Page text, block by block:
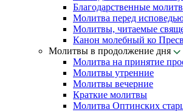
Благодарственные
Молитва перед
Молитвы, читаемые
Канон молебный ко
Молитвы в продолжение дня
Молитва на принятие
Молитвы утренние
Молитвы вечерние
Краткие молитвы
Молитва Оптинских